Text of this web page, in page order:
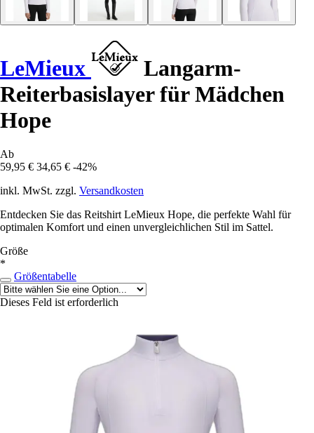
LeMieux
Langarm-
Reiterbasislayer für Mädchen
Hope
Ab
59,95 € 34,65 € -42%
inkl. MwSt. zzgl. Versandkosten
Entdecken Sie das Reitshirt LeMieux Hope, die perfekte Wahl für
optimalen Komfort und einen unvergleichlichen Stil im Sattel.
Größe
*
Größentabelle
Dieses Feld ist erforderlich